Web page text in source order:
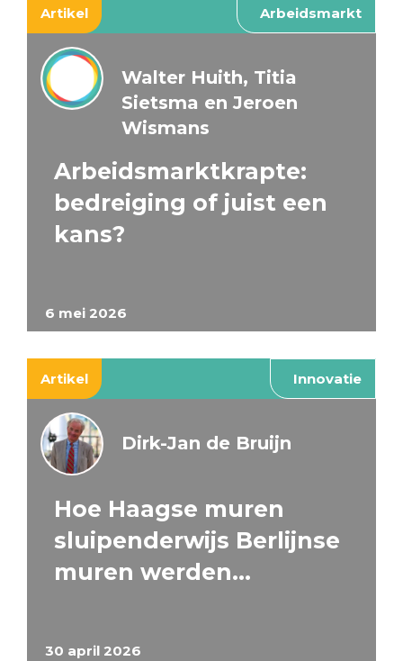
Artikel Arbeidsmarkt
6 mei 2026
Walter Huith, Titia
Sietsma en Jeroen
Wismans
Arbeidsmarktkrapte:
bedreiging of juist een
kans?
Artikel Innovatie
30 april 2026
Dirk-Jan de Bruijn
Hoe Haagse muren
sluipenderwijs Berlijnse
muren werden…